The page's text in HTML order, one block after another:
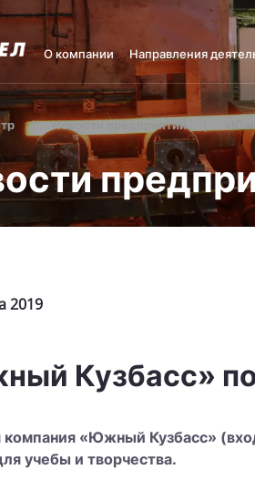
О компании Направления
Новости предприятий
2019
Кузбасс»
компания «Южный Кузбасс»
учебы и творчества.